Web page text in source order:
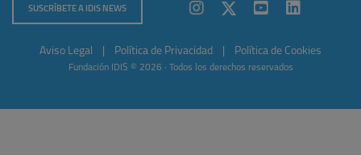
SUSCRÍBETE A IDIS NEWS
Aviso Legal Política de Privacidad Política de Cookies
Fundación IDIS © 2026 · Todos los derechos reservados